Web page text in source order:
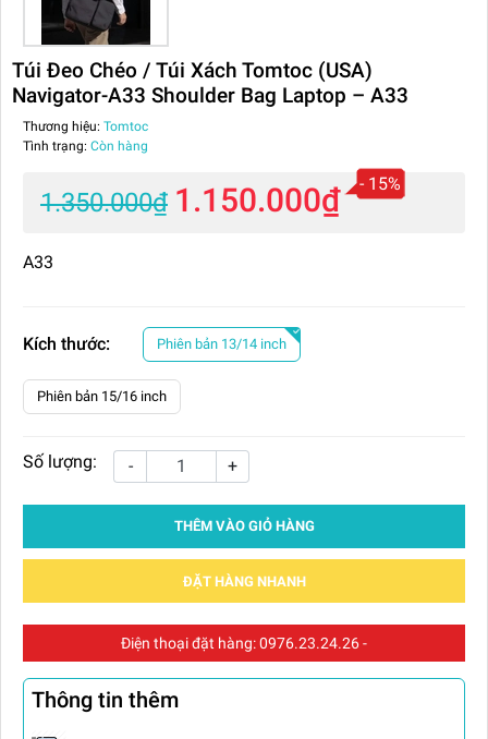
Túi Đeo Chéo / Túi Xách Tomtoc (USA)
Navigator-A33 Shoulder Bag Laptop – A33
Thương hiệu: Tomtoc
Tình trạng: Còn hàng
1.350.000₫ 1.150.000₫ - 15%
A33
Kích thước: Phiên bản 13/14 inch
Phiên bản 15/16 inch
Số lượng: - +
THÊM VÀO GIỎ HÀNG
ĐẶT HÀNG NHANH
Điện thoại đặt hàng:0976.23.24.26-
Thông tin thêm